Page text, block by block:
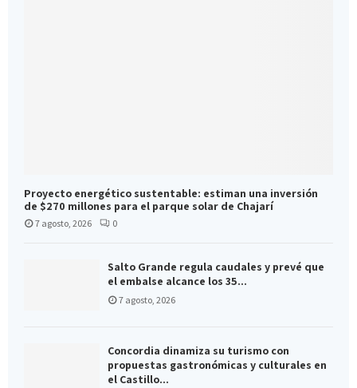
Proyecto energético sustentable: estiman una inversión
de $270 millones para el parque solar de Chajarí
7 agosto, 2026 0
Salto Grande regula caudales y prevé que
el embalse alcance los 35...
7 agosto, 2026
Concordia dinamiza su turismo con
propuestas gastronómicas y culturales en
el Castillo...